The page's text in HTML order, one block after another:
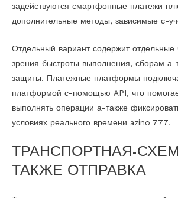
задействуются смартфонные платежи
дополнительные методы, зависимые с-
Отдельный вариант содержит отдельные
зрения быстроты выполнения, сборам а-
защиты. Платежные платформы
платформой с-помощью API, что
выполнять операции а-также
условиях реального времени azino 777.
ТРАНСПОРТНАЯ-
ТАКЖЕ ОТПРАВКА